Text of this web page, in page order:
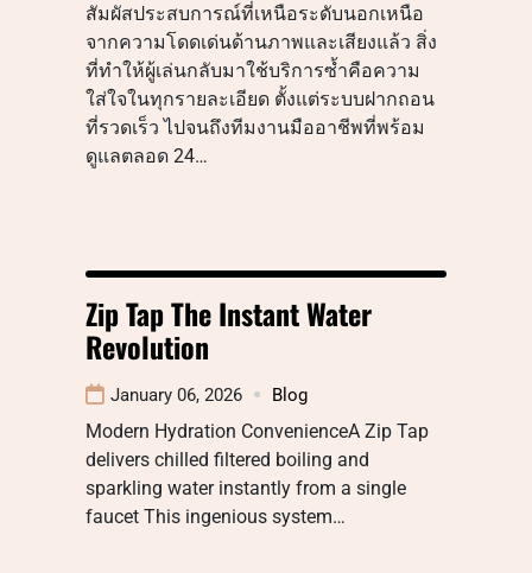
สัมผัสประสบการณ์ที่เหนือระดับนอกเหนือ
จากความโดดเด่นด้านภาพและเสียงแล้ว สิ่ง
ที่ทำให้ผู้เล่นกลับมาใช้บริการซ้ำคือความ
ใส่ใจในทุกรายละเอียด ตั้งแต่ระบบฝากถอน
ที่รวดเร็ว ไปจนถึงทีมงานมืออาชีพที่พร้อม
ดูแลตลอด 24…
Zip Tap The Instant Water
Revolution
January 06, 2026 Blog
Modern Hydration ConvenienceA Zip Tap
delivers chilled filtered boiling and
sparkling water instantly from a single
faucet This ingenious system…